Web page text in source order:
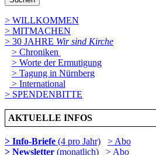
> WILLKOMMEN
> MITMACHEN
> 30 JAHRE Wir sind Kirche
> Chroniken
> Worte der Ermutigung
> Tagung in Nürnberg
> International
> SPENDENBITTE
AKTUELLE INFOS
> Info-Briefe (4 pro Jahr)
> Abo
> Newsletter (monatlich)
> Abo